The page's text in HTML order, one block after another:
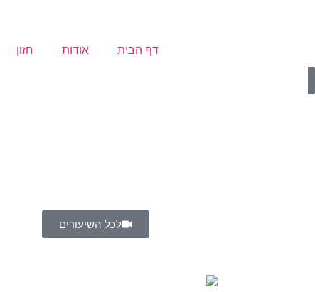
דף הבית אודות חזון
לכל השיעורים